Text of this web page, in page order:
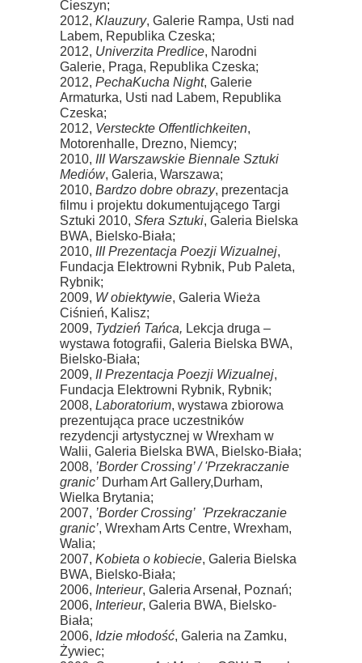
Cieszyn;
2012, Klauzury, Galerie Rampa, Usti nad
Labem, Republika Czeska;
2012, Univerzita Predlice, Narodni
Galerie, Praga, Republika Czeska;
2012, PechaKucha Night, Galerie
Armaturka, Usti nad Labem, Republika
Czeska;
2012, Versteckte Offentlichkeiten,
Motorenhalle, Drezno, Niemcy;
2010, III Warszawskie Biennale Sztuki
Mediów, Galeria, Warszawa;
2010, Bardzo dobre obrazy, prezentacja
filmu i projektu dokumentującego Targi
Sztuki 2010, Sfera Sztuki, Galeria Bielska
BWA, Bielsko-Biała;
2010, III Prezentacja Poezji Wizualnej,
Fundacja Elektrowni Rybnik, Pub Paleta,
Rybnik;
2009, W obiektywie, Galeria Wieża
Ciśnień, Kalisz;
2009, Tydzień Tańca, Lekcja druga –
wystawa fotografii, Galeria Bielska BWA,
Bielsko-Biała;
2009, II Prezentacja Poezji Wizualnej,
Fundacja Elektrowni Rybnik, Rybnik;
2008, Laboratorium, wystawa zbiorowa
prezentująca prace uczestników
rezydencji artystycznej w Wrexham w
Walii, Galeria Bielska BWA, Bielsko-Biała;
2008, ’Border Crossing’ / 'Przekraczanie
granic’ Durham Art Gallery,Durham,
Wielka Brytania;
2007, ’Border Crossing’ 'Przekraczanie
granic’, Wrexham Arts Centre, Wrexham,
Walia;
2007, Kobieta o kobiecie, Galeria Bielska
BWA, Bielsko-Biała;
2006, Interieur, Galeria Arsenał, Poznań;
2006, Interieur, Galeria BWA, Bielsko-
Biała;
2006, Idzie młodość, Galeria na Zamku,
Żywiec;